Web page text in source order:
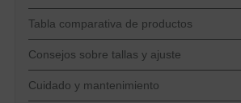
Tabla comparativa de productos
Consejos sobre tallas y ajuste
Cuidado y mantenimiento